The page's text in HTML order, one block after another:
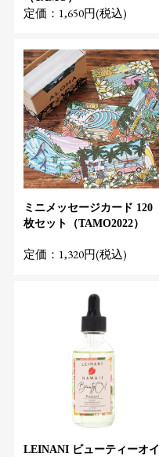
定価：1,650円(税込)
ミニメッセージカード 120
枚セット（TAMO2022）
定価：1,320円(税込)
LEINANI ビューティーオイ